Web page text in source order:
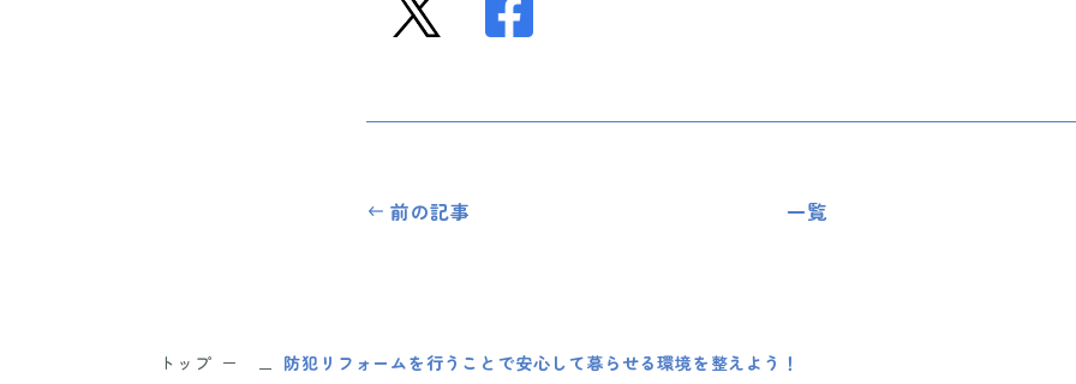
前の記事 一覧
トップ 防犯リフォームを行うことで安心して暮らせる環境を整えよう！